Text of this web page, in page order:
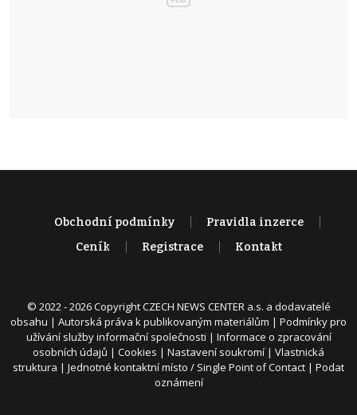
Obchodní podmínky
Pravidla inzerce
Ceník
Registrace Kontakt
© 2022 - 2026 Copyright CZECH NEWS CENTER a.s. a dodavatelé
obsahu | Autorská práva k publikovaným materiálům | Podmínky pro
užívání služby informační společnosti | Informace o zpracování
osobních údajů | Cookies | Nastavení soukromí | Vlastnická
struktura | Jednotné kontaktní místo / Single Point of Contact | Podat
oznámení